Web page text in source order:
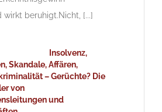
wirkt beruhigt.Nicht, [...]
Insolvenz,
Skandale, Affären,
– Gerüchte? Die
von
und